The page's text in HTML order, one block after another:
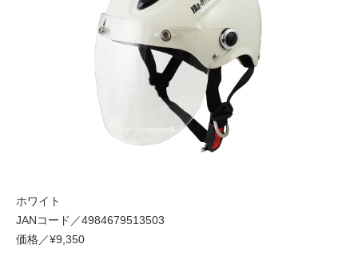
ホワイト
JANコード／4984679513503
価格／¥9,350